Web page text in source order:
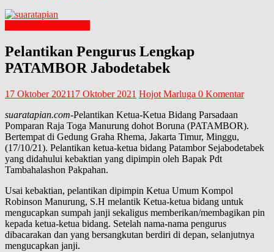
Pelantikan Pengurus Lengkap
PATAMBOR Jabodetabek
17 Oktober 202117 Oktober 2021 Hojot Marluga 0 Komentar
suaratapian.com-Pelantikan Ketua-Ketua Bidang Parsadaan
Pomparan Raja Toga Manurung dohot Boruna (PATAMBOR).
Bertempat di Gedung Graha Rhema, Jakarta Timur, Minggu,
(17/10/21). Pelantikan ketua-ketua bidang Patambor Sejabodetabek
yang didahului kebaktian yang dipimpin oleh Bapak Pdt
Tambahalashon Pakpahan.
Usai kebaktian, pelantikan dipimpin Ketua Umum Kompol
Robinson Manurung, S.H melantik Ketua-ketua bidang untuk
mengucapkan sumpah janji sekaligus memberikan/membagikan pin
kepada ketua-ketua bidang. Setelah nama-nama pengurus
dibacarakan dan yang bersangkutan berdiri di depan, selanjutnya
mengucapkan janji.